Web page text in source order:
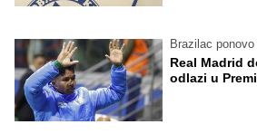
Brazilac
Real Madrid
odlazi u